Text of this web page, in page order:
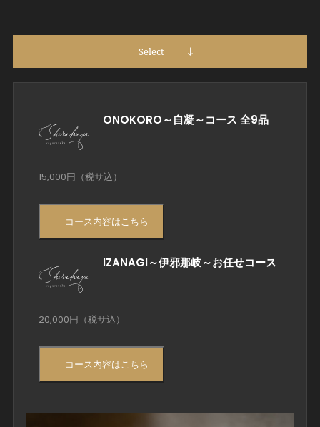
Select
ONOKORO～自凝～コース 全9品
15,000円（税サ込）
コース内容はこちら
IZANAGI～伊邪那岐～お任せコース
20,000円（税サ込）
コース内容はこちら